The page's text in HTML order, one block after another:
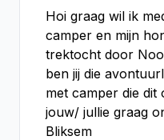
Hoi graag wil ik
camper en mijn
trektocht door
ben jij die
met camper die
jouw/ jullie graag
Bliksem